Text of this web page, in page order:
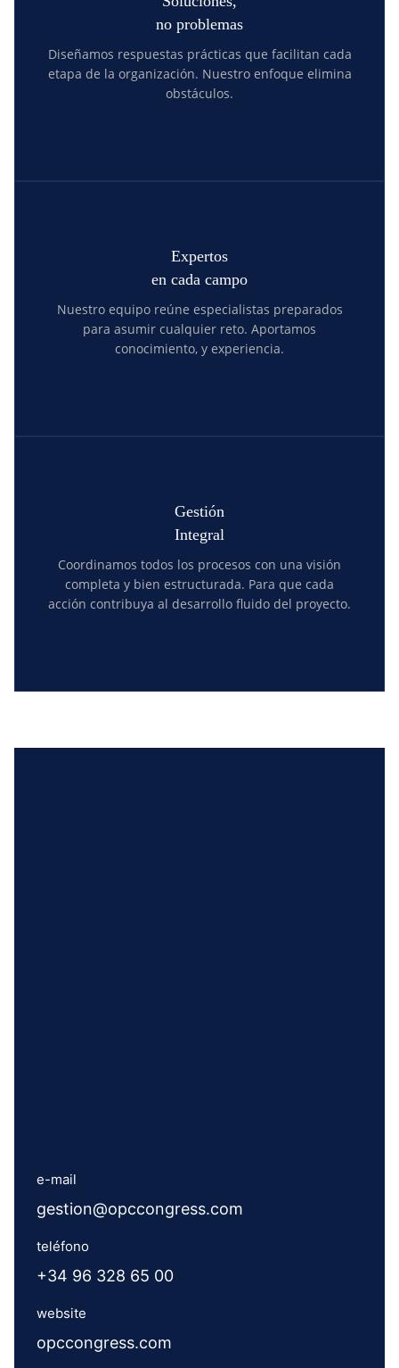
no problemas
Diseñamos respuestas prácticas que facilitan cada
etapa de la organización. Nuestro enfoque elimina
obstáculos.
Expertos
en cada campo
Nuestro equipo reúne especialistas preparados
para asumir cualquier reto. Aportamos
conocimiento, y experiencia.
Gestión
Integral
Coordinamos todos los procesos con una visión
completa y bien estructurada. Para que cada
acción contribuya al desarrollo fluido del proyecto.
e-mail
gestion@opccongress.com
teléfono
+34 96 328 65 00
website
opccongress.com